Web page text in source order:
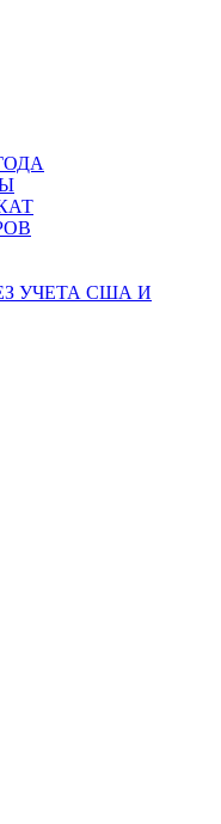
УЧЕТА США И